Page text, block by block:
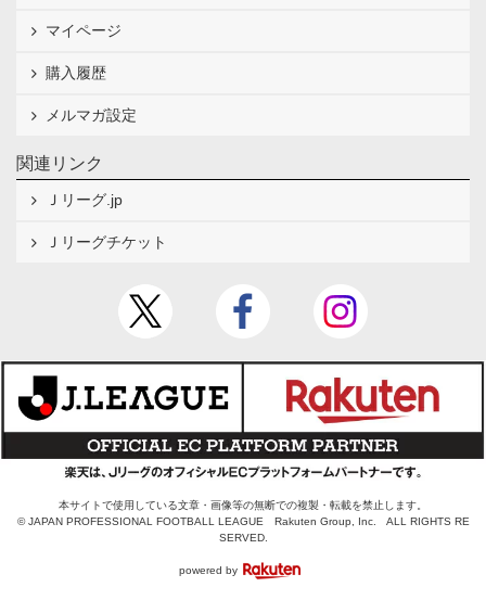
マイページ
購入履歴
メルマガ設定
関連リンク
Ｊリーグ.jp
Ｊリーグチケット
本サイトで使用している文章・画像等の無断での複製・転載を禁止します。
© JAPAN PROFESSIONAL FOOTBALL LEAGUE Rakuten Group, Inc. ALL RIGHTS RE
SERVED.
powered by